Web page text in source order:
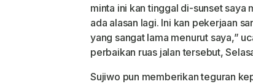
minta ini kan tinggal di-sunset saya
ada alasan lagi. Ini kan pekerjaan
yang sangat lama menurut saya,”
perbaikan ruas jalan tersebut,
Sujiwo pun memberikan teguran